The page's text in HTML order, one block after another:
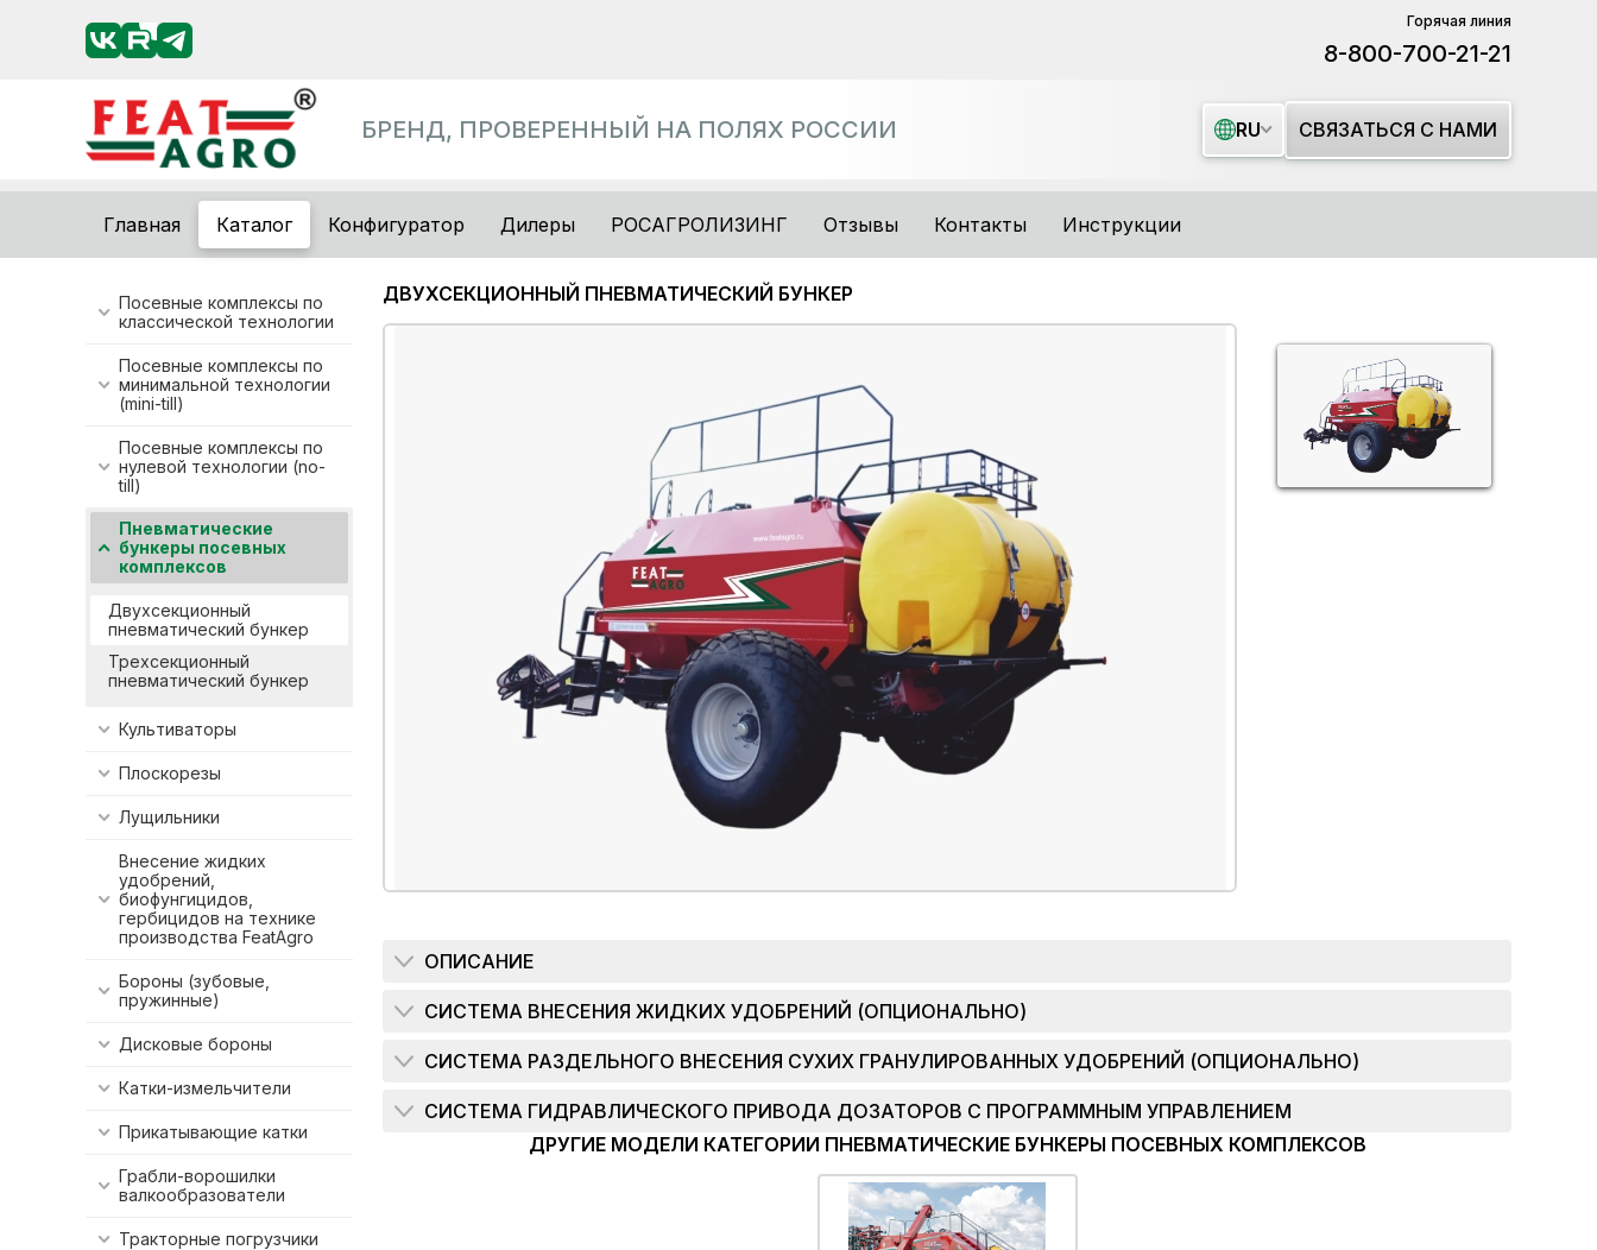
Горячая линия
8-800-700-21-21
БРЕНД, ПРОВЕРЕННЫЙ НА ПОЛЯХ РОССИИ RU СВЯЗАТЬСЯ С НАМИ
Главная Каталог Конфигуратор Дилеры РОСАГРОЛИЗИНГ Отзывы Контакты Инструкции
Посевные комплексы по
классической технологии
Посевные комплексы по
минимальной технологии
(mini-till)
Посевные комплексы по
нулевой технологии (no-
till)
Пневматические
бункеры посевных
комплексов
Двухсекционный
пневматический бункер
Трехсекционный
пневматический бункер
Культиваторы
Плоскорезы
Лущильники
Внесение жидких
удобрений,
биофунгицидов,
гербицидов на технике
производства FeatAgro
Бороны (зубовые,
пружинные)
Дисковые бороны
Катки-измельчители
Прикатывающие катки
Грабли-ворошилки
валкообразователи
Тракторные погрузчики
ДВУХСЕКЦИОННЫЙ ПНЕВМАТИЧЕСКИЙ БУНКЕР
ОПИСАНИЕ
СИСТЕМА ВНЕСЕНИЯ ЖИДКИХ УДОБРЕНИЙ (ОПЦИОНАЛЬНО)
СИСТЕМА РАЗДЕЛЬНОГО ВНЕСЕНИЯ СУХИХ ГРАНУЛИРОВАННЫХ УДОБРЕНИЙ (ОПЦИОНАЛЬНО)
СИСТЕМА ГИДРАВЛИЧЕСКОГО ПРИВОДА ДОЗАТОРОВ С ПРОГРАММНЫМ УПРАВЛЕНИЕМ
ДРУГИЕ МОДЕЛИ КАТЕГОРИИ ПНЕВМАТИЧЕСКИЕ БУНКЕРЫ ПОСЕВНЫХ КОМПЛЕКСОВ